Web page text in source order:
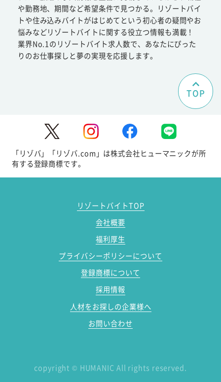
や勤務地、期間など希望条件で見つかる。リゾートバイ
トや住み込みバイトがはじめてという初心者の疑問やお
悩みなどリゾートバイトに関する役立つ情報も満載！
業界No.1のリゾートバイト求人数で、あなたにぴった
りのお仕事探しと夢の実現を応援します。
TOP
「リゾバ」「リゾバ.com」は株式会社ヒューマニックが所
有する登録商標です。
リゾートバイトTOP
会社概要
福利厚生
プライバシーポリシーについて
登録商標について
採用情報
人材をお探しの企業様へ
お問い合わせ
copyright © HUMANIC All rights reserved.